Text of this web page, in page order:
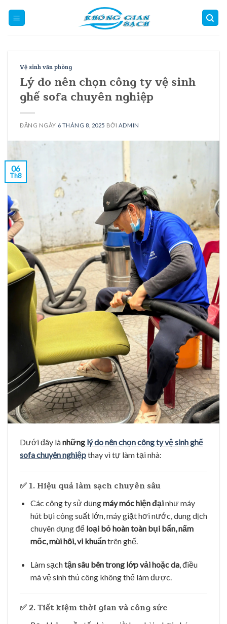
Vệ sinh văn phòng
Lý do nên chọn công ty vệ sinh
ghế sofa chuyên nghiệp
ĐĂNG NGÀY 6 THÁNG 8, 2025 BỞI ADMIN
06
Th8
Dưới đây lànhững lý do nên chọn công ty vệ sinh ghế
sofa chuyên nghiệpthay vì tự làm tại nhà:
✅ 1.Hiệu quả làm sạch chuyên sâu
Các công ty sử dụngmáy móc hiện đạinhư máy
hút bụi công suất lớn, máy giặt hơi nước, dung dịch
chuyên dụng để loại bỏ hoàn toàn bụi bẩn, nấm
mốc, mùi hôi, vi khuẩntrên ghế.
Làm sạchtận sâu bên trong lớp vải hoặc da, điều
mà vệ sinh thủ công không thể làm được.
✅ 2.Tiết kiệm thời gian và công sức